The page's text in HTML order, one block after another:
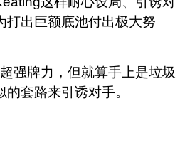
打出巨额底池付出极大努
强牌力，但就算手上是垃圾
套路来引诱对手。